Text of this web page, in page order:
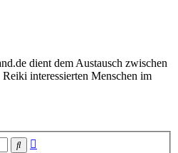
dient dem Austausch zwischen
interessierten Menschen im
Suche